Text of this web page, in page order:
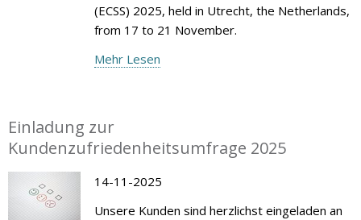
(ECSS) 2025, held in Utrecht, the Netherlands,
from 17 to 21 November.
Mehr Lesen
Einladung zur
Kundenzufriedenheitsumfrage 2025
14-11-2025
Unsere Kunden sind herzlichst eingeladen an